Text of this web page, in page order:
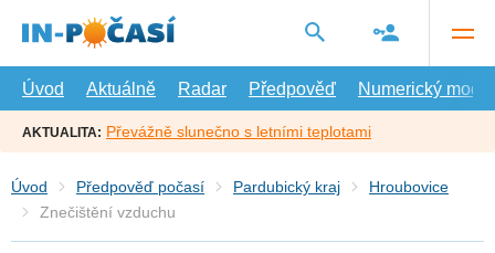
hlavní
Úvod
Aktuálně Radar Předpověď Numerický model
AKTUALITA: Převážně slunečno s letními teplotami
Úvod Předpověď počasí Pardubický kraj
Hroubovice
Znečištění vzduchu